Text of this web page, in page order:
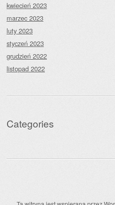
kwiecień 2023
marzec 2023
luty 2023
styczeń 2023
grudzień 2022
listopad 2022
Categories